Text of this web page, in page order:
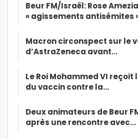
Beur FM/Israël: Rose
« agissements antisémites
Macron circonspect sur le
d’AstraZeneca avant…
Le Roi Mohammed VI
du vaccin contre la…
Deux animateurs de Beur
après une rencontre avec…